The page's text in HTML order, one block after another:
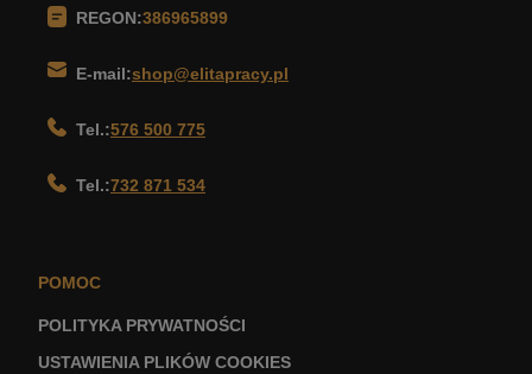
REGON:386965899
E-mail:shop@elitapracy.pl
Tel.:576 500 775
Tel.:732 871 534
POMOC
POLITYKA PRYWATNOŚCI
USTAWIENIA PLIKÓW COOKIES